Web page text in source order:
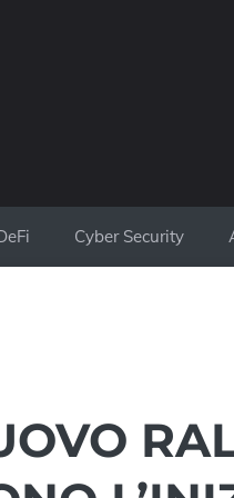
Cyber Security